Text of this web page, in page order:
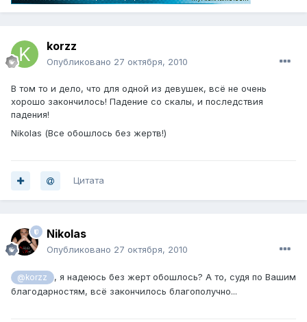
korzz
Опубликовано 27 октября, 2010
В том то и дело, что для одной из девушек, всё не очень
хорошо закончилось! Падение со скалы, и последствия
падения!
Nikolas (Все обошлось без жертв!)
Цитата
Nikolas
Опубликовано 27 октября, 2010
@korzz
, я надеюсь без жерт обошлось? А то, судя по Вашим
благодарностям, всё закончилось благополучно...